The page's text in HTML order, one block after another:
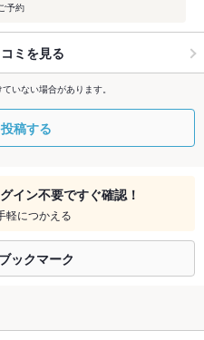
予約
ミを見る
いない場合があります。
稿する
イン不要ですぐ確認！
軽につかえる
ックマーク